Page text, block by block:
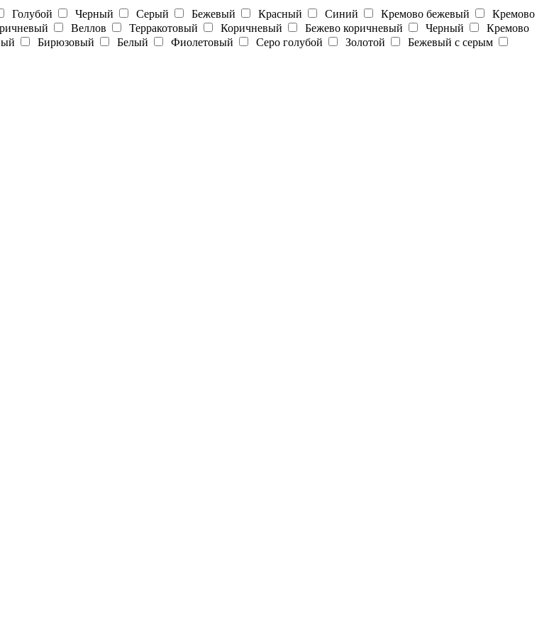
Голубой Черный Серый Бежевый Красный Синий Кремово бежевый
Кремово
Веллов Терракотовый Коричневый Бежево коричневый Черный
Кремово
Бирюзовый Белый Фиолетовый Серо голубой Золотой
Бежевый с серым